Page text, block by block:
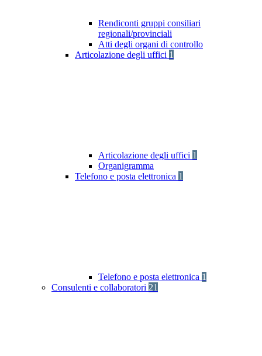
Rendiconti gruppi consiliari
regionali/provinciali
Atti degli organi di controllo
Articolazione degli uffici 1
Articolazione degli uffici 1
Organigramma
Telefono e posta elettronica 1
Telefono e posta elettronica 1
Consulenti e collaboratori 21